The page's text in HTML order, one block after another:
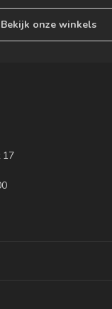
Bekijk onze winkels
17